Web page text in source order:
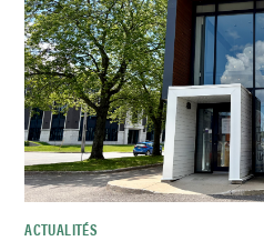
ACTUALITÉS